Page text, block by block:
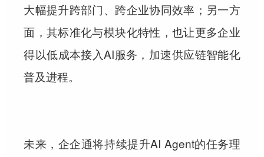
大幅提升跨部门、跨企业协同效率；另一方
面，其标准化与模块化特性，也让更多企业
得以低成本接入AI服务，加速供应链智能化
普及进程。
未来，企企通将持续提升AI Agent的任务理